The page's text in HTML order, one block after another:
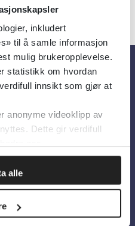
inkludert
til å samle informasjon
mulig brukeropplevelse.
statistikk om hvordan
innsikt som gjør at
anonyme videoklipp av
Dette gir verdifull
alle